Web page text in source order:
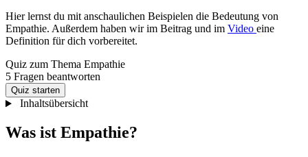
Hier lernst du mit anschaulichen Beispielen die Bedeutung von
Empathie. Außerdem haben wir im Beitrag und im Video eine
Definition für dich vorbereitet.
Quiz zum Thema Empathie
5 Fragen beantworten
Quiz starten
Inhaltsübersicht
Was ist Empathie?